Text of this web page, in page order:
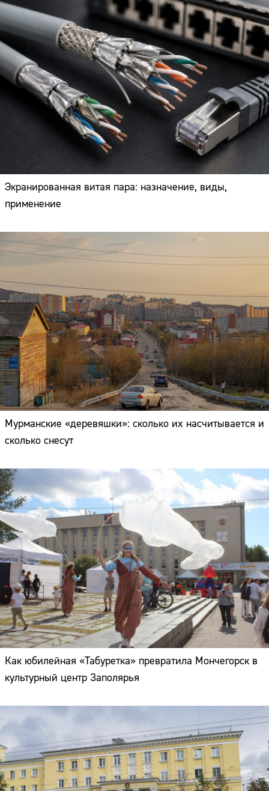
Экранированная витая пара: назначение, виды,
применение
Мурманские «деревяшки»: сколько их насчитывается и
сколько снесут
Как юбилейная «Табуретка» превратила Мончегорск в
культурный центр Заполярья